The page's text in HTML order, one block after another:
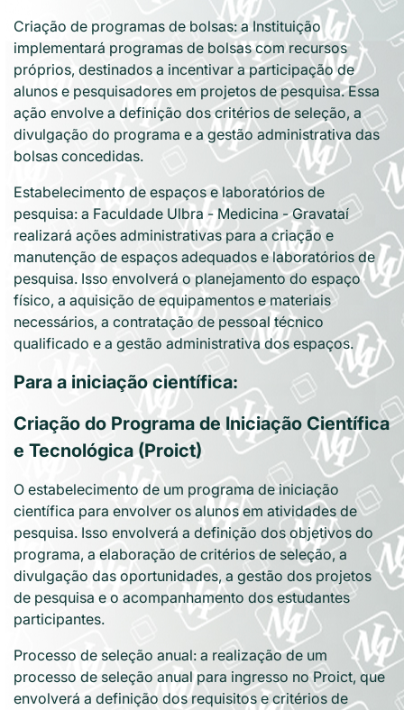
Criação de programas de bolsas: a Instituição
implementará programas de bolsas com recursos
próprios, destinados a incentivar a participação de
alunos e pesquisadores em projetos de pesquisa. Essa
ação envolve a definição dos critérios de seleção, a
divulgação do programa e a gestão administrativa das
bolsas concedidas.
Estabelecimento de espaços e laboratórios de
pesquisa: a Faculdade Ulbra - Medicina - Gravataí
realizará ações administrativas para a criação e
manutenção de espaços adequados e laboratórios de
pesquisa. Isso envolverá o planejamento do espaço
físico, a aquisição de equipamentos e materiais
necessários, a contratação de pessoal técnico
qualificado e a gestão administrativa dos espaços.
Para a iniciação científica:
Criação do Programa de Iniciação Científica
e Tecnológica (Proict)
O estabelecimento de um programa de iniciação
científica para envolver os alunos em atividades de
pesquisa. Isso envolverá a definição dos objetivos do
programa, a elaboração de critérios de seleção, a
divulgação das oportunidades, a gestão dos projetos
de pesquisa e o acompanhamento dos estudantes
participantes.
Processo de seleção anual: a realização de um
processo de seleção anual para ingresso no Proict, que
envolverá a definição dos requisitos e critérios de